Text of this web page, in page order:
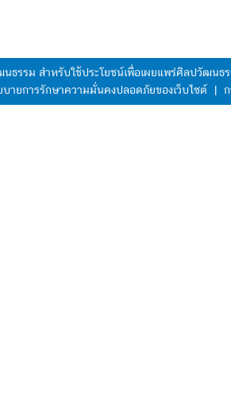
ธรรม สำหรับใช้ประโยชน์เพื่อเผยแพร่ศิลปวัฒนธ
บายการรักษาความมั่นคงปลอดภัยของเว็บไซต์ |